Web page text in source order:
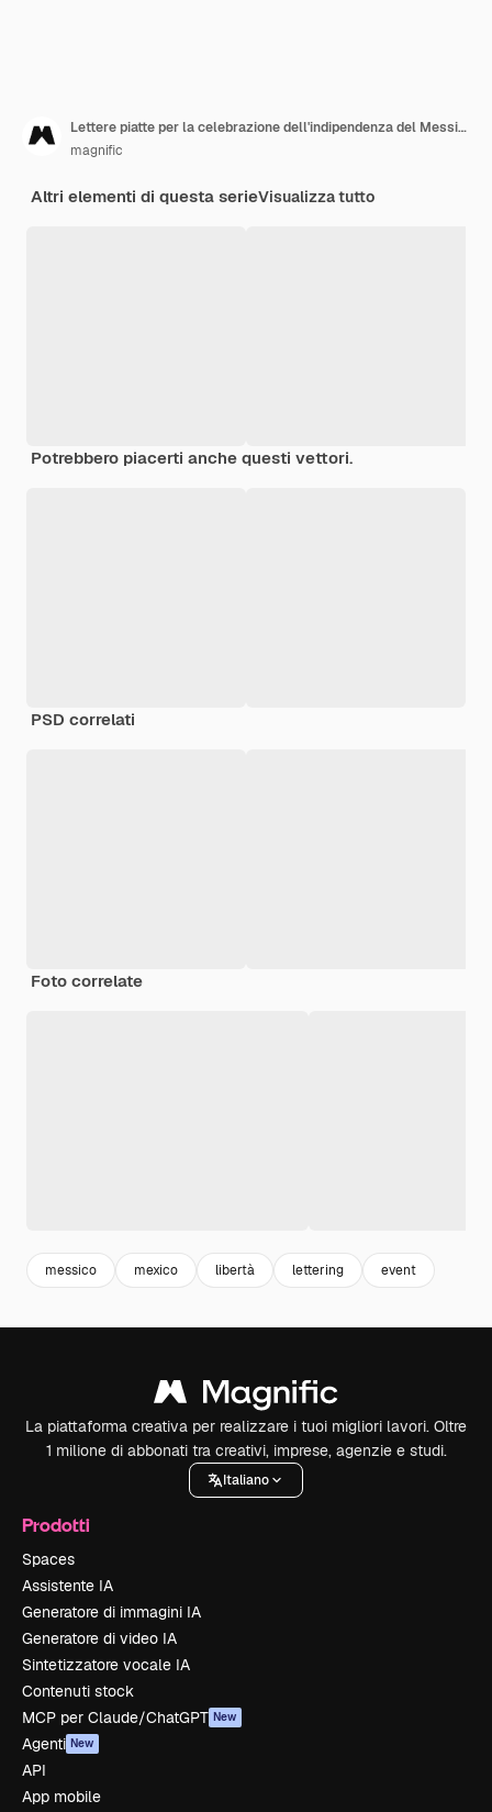
Lettere piatte per la celebrazione dell'indipendenza del Messico
magnific
Altri elementi di questa serieVisualizza tutto
Potrebbero piacerti anche questi vettori.
PSD correlati
Foto correlate
messico mexico libertà lettering event
La piattaforma creativa per realizzare i tuoi migliori lavori. Oltre
1 milione di abbonati tra creativi, imprese, agenzie e studi.
Italiano
Prodotti
Spaces
Assistente IA
Generatore di immagini IA
Generatore di video IA
Sintetizzatore vocale IA
Contenuti stock
MCP per Claude/ChatGPT New
Agenti New
API
App mobile